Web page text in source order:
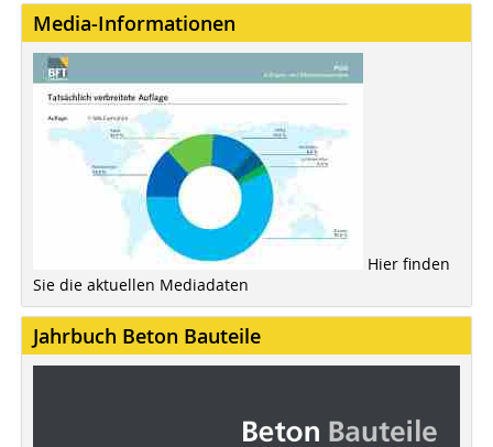
Media-Informationen
Hier finden
Sie die aktuellen Mediadaten
Jahrbuch Beton Bauteile